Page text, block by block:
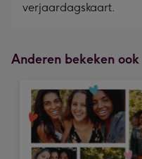
verjaardagskaart.
Anderen bekeken ook